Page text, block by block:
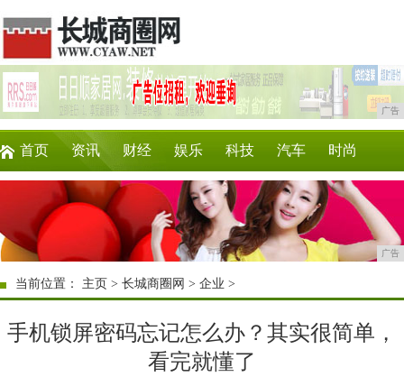
广告
首页 资讯 财经 娱乐 科技 汽车 时尚
游戏 美食 商讯 消费 购物
广告
当前位置： 主页 >长城商圈网 >企业 >
手机锁屏密码忘记怎么办？其实很简单，
看完就懂了